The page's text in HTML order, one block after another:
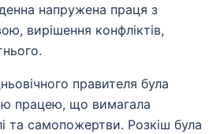
напружена праця з
вирішення конфліктів,
правителя була
працею, що вимагала
та самопожертви. Розкіш була